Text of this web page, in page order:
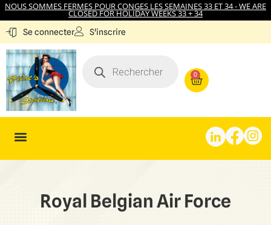
NOUS SOMMES FERMES POUR CONGES LES SEMAINES 33 ET 34 - WE ARE
CLOSED FOR HOLIDAY WEEKS 33 + 34
Se connecter S'inscrire
0
Royal Belgian Air Force